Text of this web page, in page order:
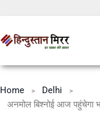
Home
Delhi